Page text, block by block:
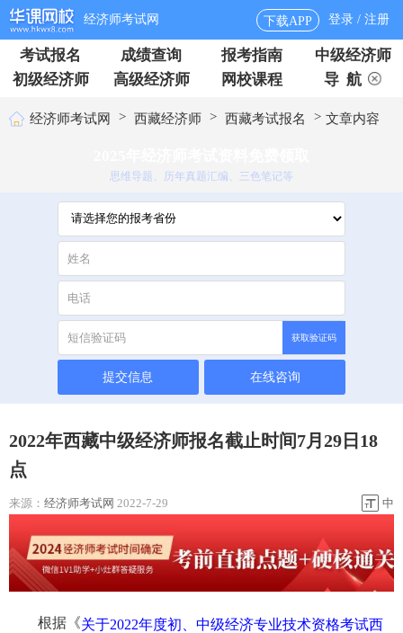
经济师考试网 下载APP 登录 / 注册
考试报名 成绩查询 报考指南
中级经济师
初级经济师
高级经济师 网校课程 导 航
经济师考试网 > 西藏经济师 > 西藏考试报名 > 文章内容
思维导题、历年真题汇编、三色笔记等
获取验证码
提交信息 在线咨询
2022年西藏中级经济师报名截止时间7月29日18
点
来源： 经济师考试网 2022-7-29 中
根据《关于2022年度初、中级经济专业技术资格考试西